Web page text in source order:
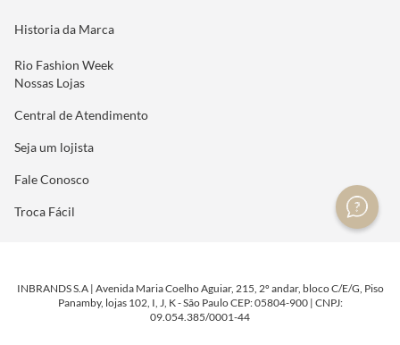
Historia da Marca
Rio Fashion Week
Nossas Lojas
Central de Atendimento
Seja um lojista
Fale Conosco
Troca Fácil
INBRANDS S.A | Avenida Maria Coelho Aguiar, 215, 2º andar, bloco C/E/G, Piso
Panamby, lojas 102, I, J, K - São Paulo CEP: 05804-900 | CNPJ:
09.054.385/0001-44